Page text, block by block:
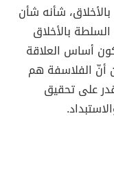
شأنه شأن
بالأخلاق
أساس العلاقة
أنّ الفلاسفة هم
على تحقيق